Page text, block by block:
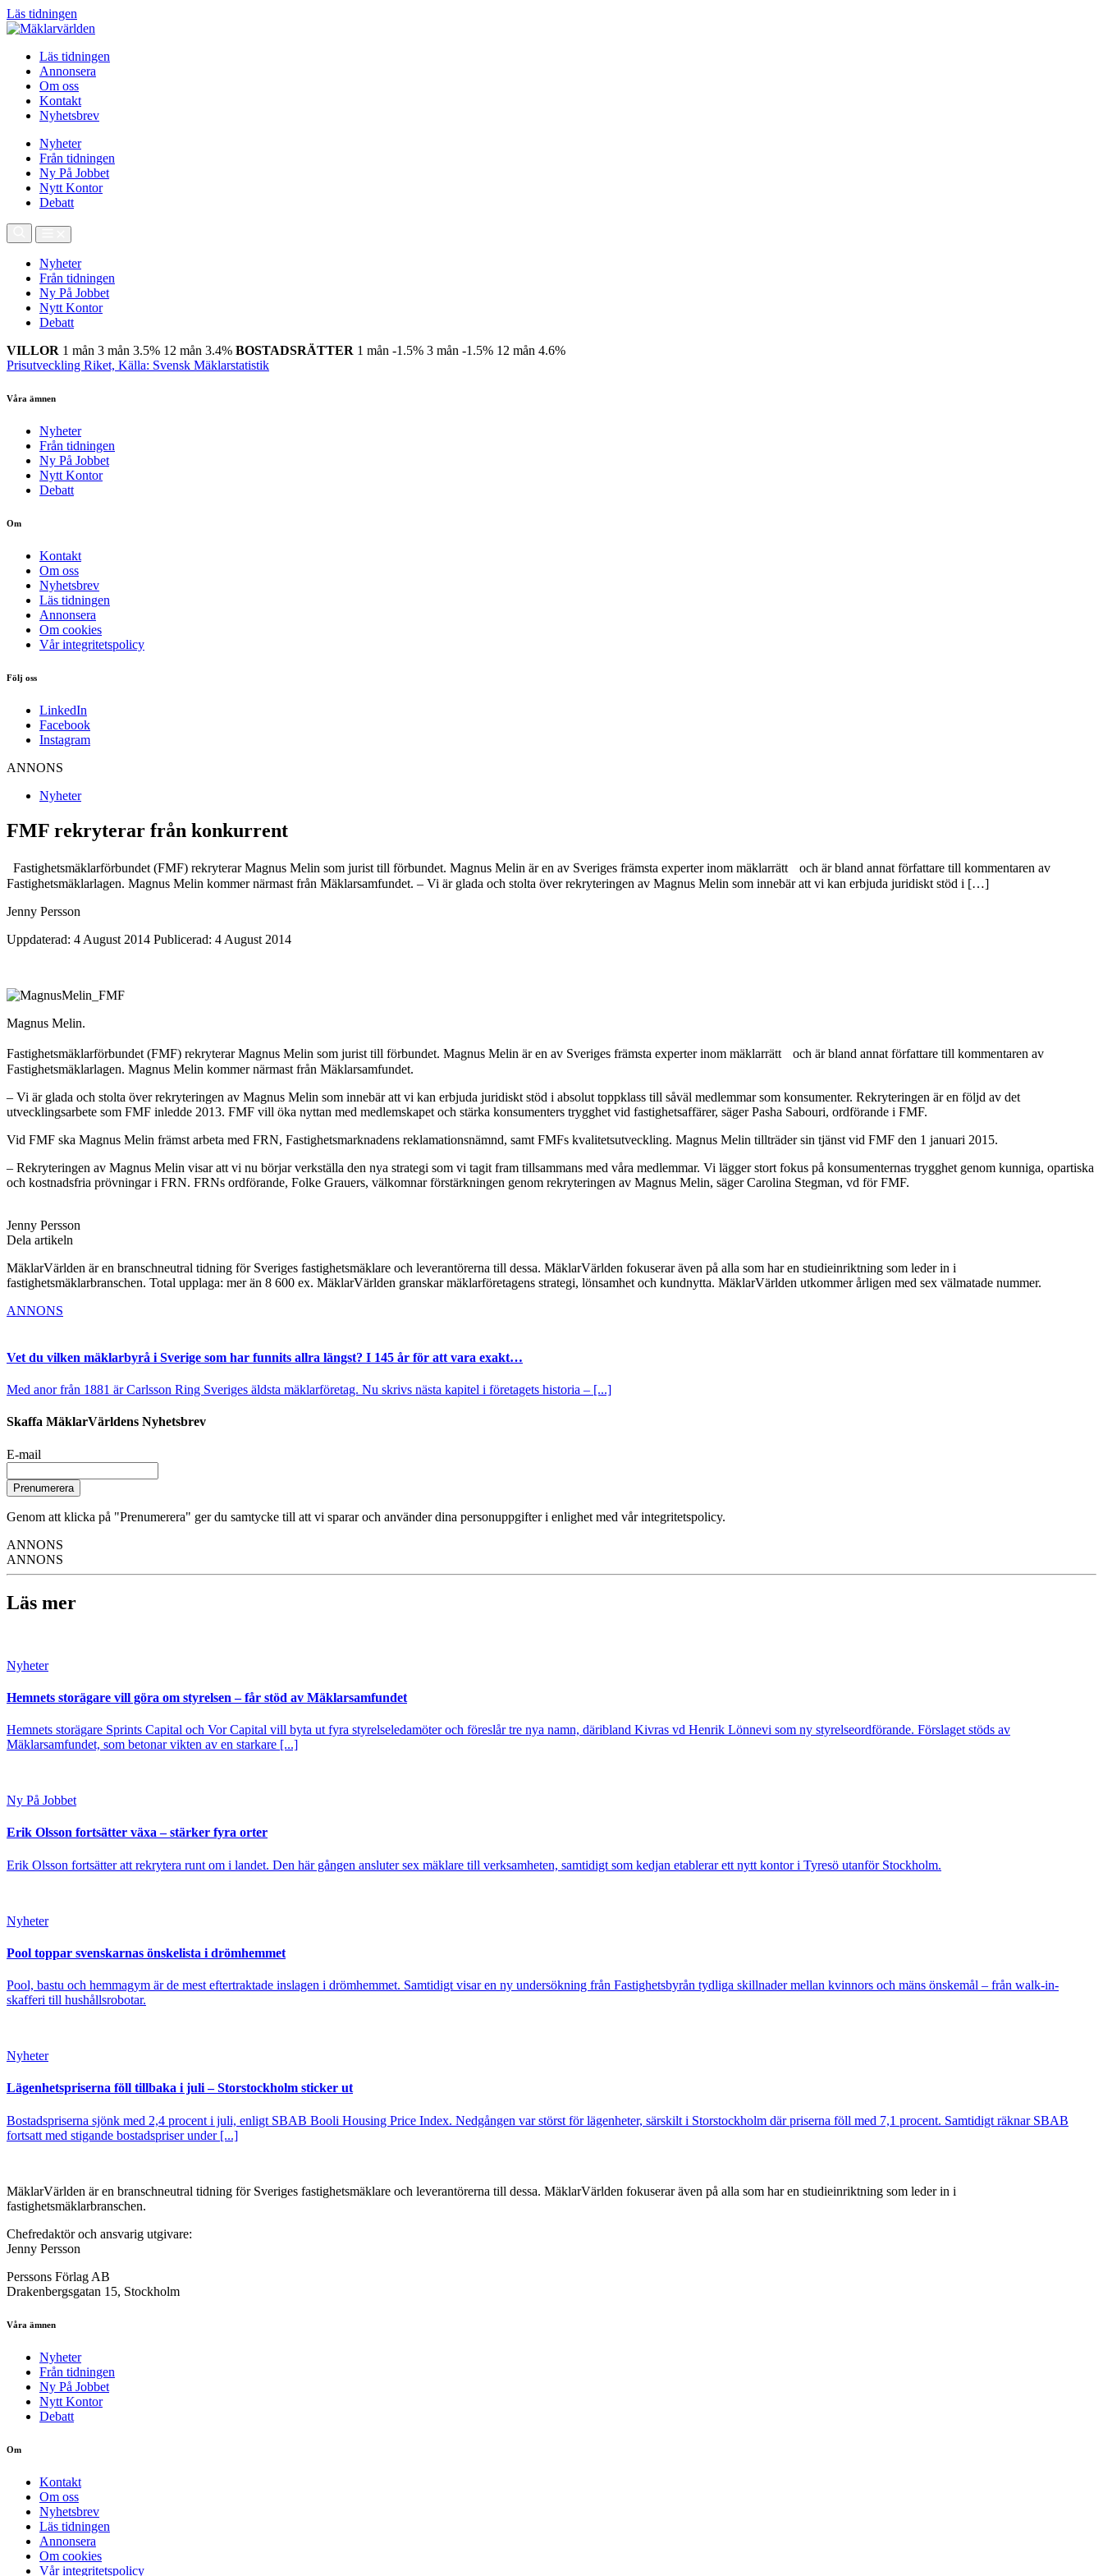
Läs tidningen
Läs tidningen
Annonsera
Om oss
Kontakt
Nyhetsbrev
Nyheter
Från tidningen
Ny På Jobbet
Nytt Kontor
Debatt
Nyheter
Från tidningen
Ny På Jobbet
Nytt Kontor
Debatt
VILLOR 1 mån 3 mån 3.5% 12 mån 3.4% BOSTADSRÄTTER 1 mån -1.5% 3 mån -1.5% 12 mån 4.6%
Prisutveckling Riket, Källa: Svensk Mäklarstatistik
Våra ämnen
Nyheter
Från tidningen
Ny På Jobbet
Nytt Kontor
Debatt
Om
Kontakt
Om oss
Nyhetsbrev
Läs tidningen
Annonsera
Om cookies
Vår integritetspolicy
Följ oss
LinkedIn
Facebook
Instagram
ANNONS
Nyheter
FMF rekryterar från konkurrent
Fastighetsmäklarförbundet (FMF) rekryterar Magnus Melin som jurist till förbundet. Magnus Melin är en av Sveriges främsta experter inom mäklarrätt och är bland annat författare till kommentaren av
Fastighetsmäklarlagen. Magnus Melin kommer närmast från Mäklarsamfundet. – Vi är glada och stolta över rekryteringen av Magnus Melin som innebär att vi kan erbjuda juridiskt stöd i […]
Jenny Persson
Uppdaterad: 4 August 2014 Publicerad: 4 August 2014
Magnus Melin.
Fastighetsmäklarförbundet (FMF) rekryterar Magnus Melin som jurist till förbundet. Magnus Melin är en av Sveriges främsta experter inom mäklarrätt och är bland annat författare till kommentaren av
Fastighetsmäklarlagen. Magnus Melin kommer närmast från Mäklarsamfundet.
– Vi är glada och stolta över rekryteringen av Magnus Melin som innebär att vi kan erbjuda juridiskt stöd i absolut toppklass till såväl medlemmar som konsumenter. Rekryteringen är en följd av det
utvecklingsarbete som FMF inledde 2013. FMF vill öka nyttan med medlemskapet och stärka konsumenters trygghet vid fastighetsaffärer, säger Pasha Sabouri, ordförande i FMF.
Vid FMF ska Magnus Melin främst arbeta med FRN, Fastighetsmarknadens reklamationsnämnd, samt FMFs kvalitetsutveckling. Magnus Melin tillträder sin tjänst vid FMF den 1 januari 2015.
– Rekryteringen av Magnus Melin visar att vi nu börjar verkställa den nya strategi som vi tagit fram tillsammans med våra medlemmar. Vi lägger stort fokus på konsumenternas trygghet genom kunniga, opartiska
och kostnadsfria prövningar i FRN. FRNs ordförande, Folke Grauers, välkomnar förstärkningen genom rekryteringen av Magnus Melin, säger Carolina Stegman, vd för FMF.
Jenny Persson
Dela artikeln
MäklarVärlden är en branschneutral tidning för Sveriges fastighetsmäklare och leverantörerna till dessa. MäklarVärlden fokuserar även på alla som har en studieinriktning som leder in i
fastighetsmäklarbranschen. Total upplaga: mer än 8 600 ex. MäklarVärlden granskar mäklarföretagens strategi, lönsamhet och kundnytta. MäklarVärlden utkommer årligen med sex välmatade nummer.
ANNONS
Vet du vilken mäklarbyrå i Sverige som har funnits allra längst? I 145 år för att vara exakt…
Med anor från 1881 är Carlsson Ring Sveriges äldsta mäklarföretag. Nu skrivs nästa kapitel i företagets historia – [...]
Skaffa MäklarVärldens Nyhetsbrev
E-mail
Prenumerera
Genom att klicka på "Prenumerera" ger du samtycke till att vi sparar och använder dina personuppgifter i enlighet med vår integritetspolicy.
ANNONS
ANNONS
Läs mer
Nyheter
Hemnets storägare vill göra om styrelsen – får stöd av Mäklarsamfundet
Hemnets storägare Sprints Capital och Vor Capital vill byta ut fyra styrelseledamöter och föreslår tre nya namn, däribland Kivras vd Henrik Lönnevi som ny styrelseordförande. Förslaget stöds av
Mäklarsamfundet, som betonar vikten av en starkare [...]
Ny På Jobbet
Erik Olsson fortsätter växa – stärker fyra orter
Erik Olsson fortsätter att rekrytera runt om i landet. Den här gången ansluter sex mäklare till verksamheten, samtidigt som kedjan etablerar ett nytt kontor i Tyresö utanför Stockholm.
Nyheter
Pool toppar svenskarnas önskelista i drömhemmet
Pool, bastu och hemmagym är de mest eftertraktade inslagen i drömhemmet. Samtidigt visar en ny undersökning från Fastighetsbyrån tydliga skillnader mellan kvinnors och mäns önskemål – från walk-in-
skafferi till hushållsrobotar.
Nyheter
Lägenhetspriserna föll tillbaka i juli – Storstockholm sticker ut
Bostadspriserna sjönk med 2,4 procent i juli, enligt SBAB Booli Housing Price Index. Nedgången var störst för lägenheter, särskilt i Storstockholm där priserna föll med 7,1 procent. Samtidigt räknar SBAB
fortsatt med stigande bostadspriser under [...]
MäklarVärlden är en branschneutral tidning för Sveriges fastighetsmäklare och leverantörerna till dessa. MäklarVärlden fokuserar även på alla som har en studieinriktning som leder in i
fastighetsmäklarbranschen.
Chefredaktör och ansvarig utgivare:
Jenny Persson
Perssons Förlag AB
Drakenbergsgatan 15, Stockholm
Våra ämnen
Nyheter
Från tidningen
Ny På Jobbet
Nytt Kontor
Debatt
Om
Kontakt
Om oss
Nyhetsbrev
Läs tidningen
Annonsera
Om cookies
Vår integritetspolicy